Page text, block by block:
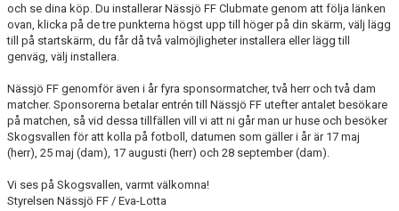
och se dina köp. Du installerar Nässjö FF Clubmate genom att följa länken
ovan, klicka på de tre punkterna högst upp till höger på din skärm, välj lägg
till på startskärm, du får då två valmöjligheter installera eller lägg till
genväg, välj installera.
Nässjö FF genomför även i år fyra sponsormatcher, två herr och två dam
matcher. Sponsorerna betalar entrén till Nässjö FF utefter antalet besökare
på matchen, så vid dessa tillfällen vill vi att ni går man ur huse och besöker
Skogsvallen för att kolla på fotboll, datumen som gäller i år är 17 maj
(herr), 25 maj (dam), 17 augusti (herr) och 28 september (dam).
Vi ses på Skogsvallen, varmt välkomna!
Styrelsen Nässjö FF / Eva-Lotta